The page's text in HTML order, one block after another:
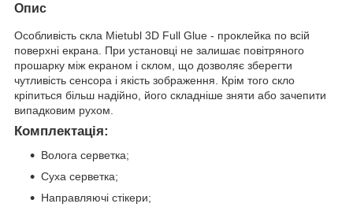
Опис
Особливість скла Mietubl 3D Full Glue - проклейка по всій
поверхні екрана. При установці не залишає повітряного
прошарку між екраном і склом, що дозволяє зберегти
чутливість сенсора і якість зображення. Крім того скло
кріпиться більш надійно, його складніше зняти або зачепити
випадковим рухом.
Комплектація:
Волога серветка;
Суха серветка;
Направляючі стікери;